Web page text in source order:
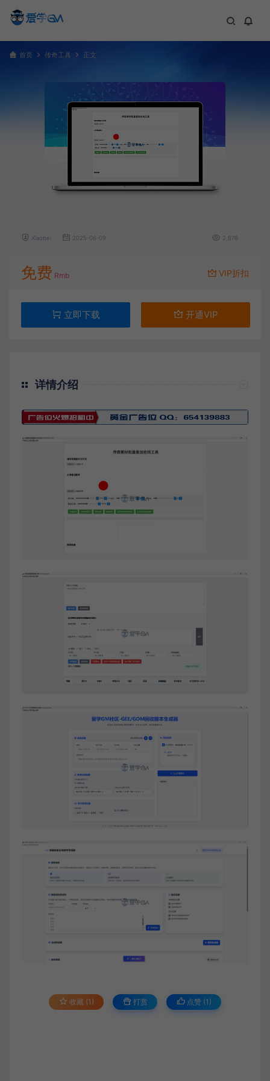
首页 传奇工具 正文
Xiaobei 2025-06-09 2,676
免费 Rmb VIP折扣
立即下载 开通VIP
详情介绍
收藏 (1) 打赏 点赞 (1 )